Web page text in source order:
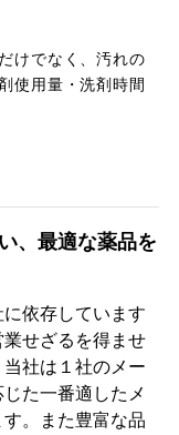
けでなく、汚れの
使用量・洗剤時間
、最適な薬品を
依存しています
せざるを得ませ
社は１社のメー
た一番適したメ
。また豊富な品